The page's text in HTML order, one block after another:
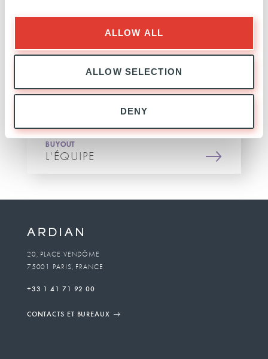
ALLOW ALL
ALLOW SELECTION
DENY
BUYOUT
L'ÉQUIPE
20, PLACE VENDÔME
75001 PARIS, FRANCE
+33 1 41 71 92 00
CONTACTS ET BUREAUX